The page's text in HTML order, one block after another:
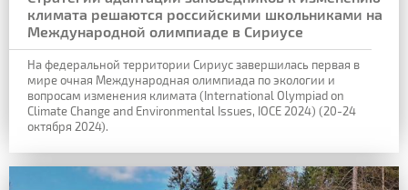
климата решаются российскими школьниками на
Международной олимпиаде в Сириусе
На федеральной территории Сириус завершилась первая в
мире очная Международная олимпиада по экологии и
вопросам изменения климата (International Olympiad on
Climate Change and Environmental Issues, IOCE 2024) (20-24
октября 2024).